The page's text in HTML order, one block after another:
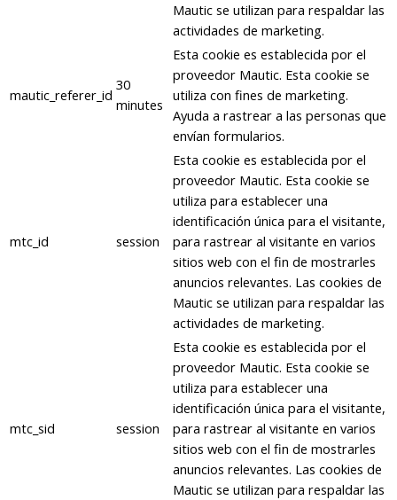
Mautic se utilizan para respaldar las
actividades de marketing.
mautic_referer_id
30
minutes
Esta cookie es establecida por el
proveedor Mautic. Esta cookie se
utiliza con fines de marketing.
Ayuda a rastrear a las personas que
envían formularios.
mtc_id session
Esta cookie es establecida por el
proveedor Mautic. Esta cookie se
utiliza para establecer una
identificación única para el visitante,
para rastrear al visitante en varios
sitios web con el fin de mostrarles
anuncios relevantes. Las cookies de
Mautic se utilizan para respaldar las
actividades de marketing.
mtc_sid session
Esta cookie es establecida por el
proveedor Mautic. Esta cookie se
utiliza para establecer una
identificación única para el visitante,
para rastrear al visitante en varios
sitios web con el fin de mostrarles
anuncios relevantes. Las cookies de
Mautic se utilizan para respaldar las